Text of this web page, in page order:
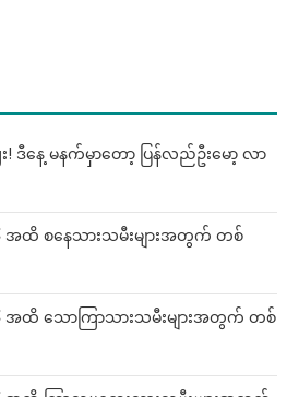
ဒီနေ့ မနက်မှာတော့ ပြန်လည်ဦးမော့ လာ
၆ အထိ စနေသားသမီးများအတွက် တစ်
၆ အထိ သောကြာသားသမီးများအတွက် တစ်